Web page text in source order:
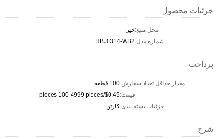
جزئیات محصول
محل منبع:چین
شماره مدل:HBJ0314-WB2
پرداخت
مقدار حداقل تعداد سفارش:100 قطعه
قیمت:$0.45/pieces 100-4999 pieces
جزئیات بسته بندی:کارتن
شرح